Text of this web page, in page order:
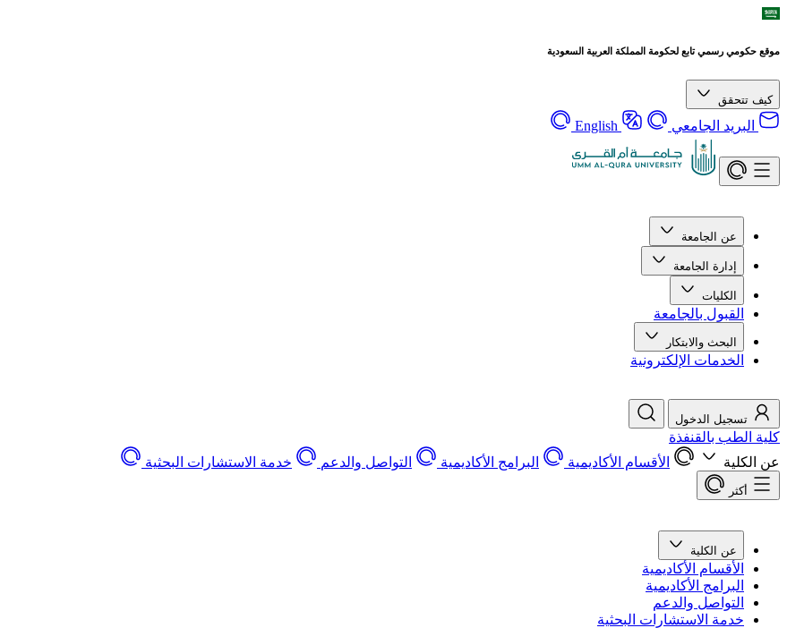
موقع حكومي رسمي تابع لحكومة المملكة العربية السعودية
كيف تتحقق
البريد الجامعي English
عن الجامعة
إدارة الجامعة
الكليات
القبول بالجامعة
البحث والابتكار
الخدمات الإلكترونية
تسجيل الدخول
كلية الطب بالقنفذة
عن الكلية
الأقسام الأكاديمية البرامج الأكاديمية التواصل والدعم خدمة الاستشارات البحثية
أكثر
عن الكلية
الأقسام الأكاديمية
البرامج الأكاديمية
التواصل والدعم
خدمة الاستشارات البحثية